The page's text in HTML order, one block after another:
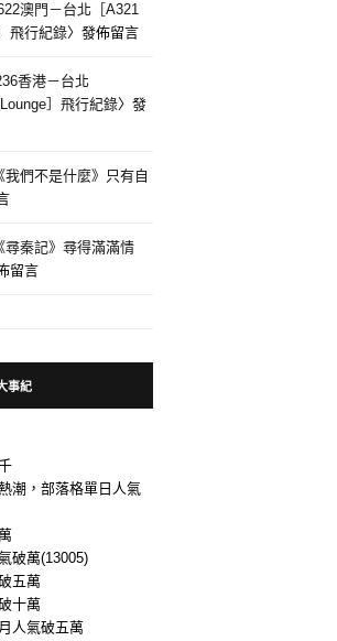
澳門－台北［A321
飛行紀錄〉發佈留言
香港－台北
］飛行紀錄〉發
我們不是什麼》只有自
尋秦記》尋得滿滿情
留言
事紀
潮，部落格單日人氣
破萬(13005)
五萬
十萬
人氣破五萬